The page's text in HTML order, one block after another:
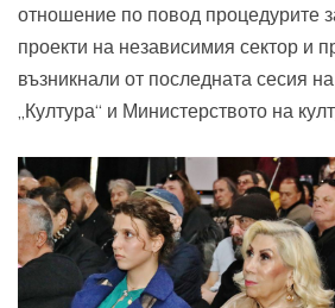
отношение по повод процедурите
проекти на независимия сектор и
възникнали от последната сесия
„Култура“ и Министерството на